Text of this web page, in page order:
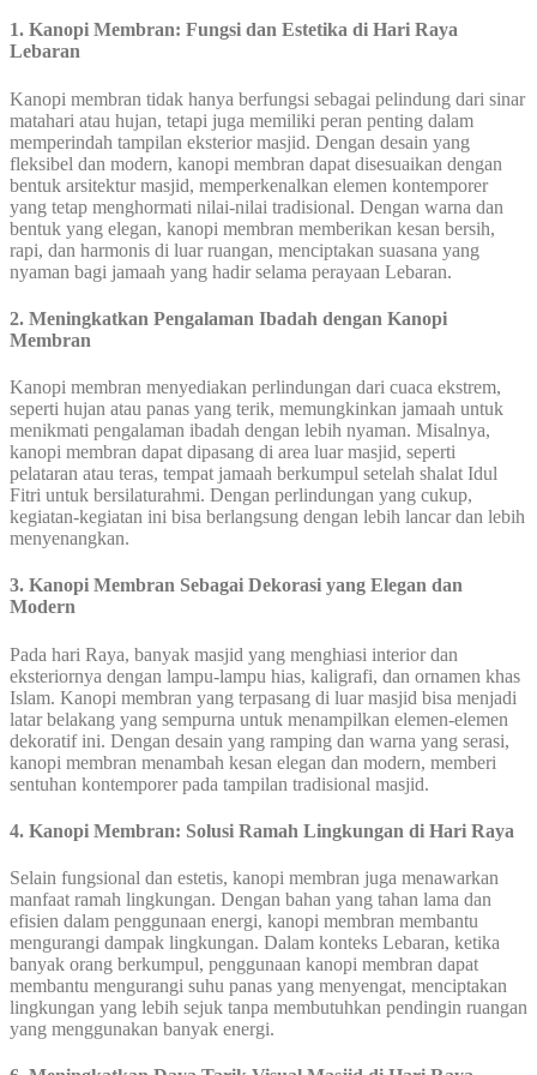
1. Kanopi Membran: Fungsi dan Estetika di Hari Raya
Lebaran
Kanopi membran tidak hanya berfungsi sebagai pelindung dari sinar
matahari atau hujan, tetapi juga memiliki peran penting dalam
memperindah tampilan eksterior masjid. Dengan desain yang
fleksibel dan modern, kanopi membran dapat disesuaikan dengan
bentuk arsitektur masjid, memperkenalkan elemen kontemporer
yang tetap menghormati nilai-nilai tradisional. Dengan warna dan
bentuk yang elegan, kanopi membran memberikan kesan bersih,
rapi, dan harmonis di luar ruangan, menciptakan suasana yang
nyaman bagi jamaah yang hadir selama perayaan Lebaran.
2. Meningkatkan Pengalaman Ibadah dengan Kanopi
Membran
Kanopi membran menyediakan perlindungan dari cuaca ekstrem,
seperti hujan atau panas yang terik, memungkinkan jamaah untuk
menikmati pengalaman ibadah dengan lebih nyaman. Misalnya,
kanopi membran dapat dipasang di area luar masjid, seperti
pelataran atau teras, tempat jamaah berkumpul setelah shalat Idul
Fitri untuk bersilaturahmi. Dengan perlindungan yang cukup,
kegiatan-kegiatan ini bisa berlangsung dengan lebih lancar dan lebih
menyenangkan.
3. Kanopi Membran Sebagai Dekorasi yang Elegan dan
Modern
Pada hari Raya, banyak masjid yang menghiasi interior dan
eksteriornya dengan lampu-lampu hias, kaligrafi, dan ornamen khas
Islam. Kanopi membran yang terpasang di luar masjid bisa menjadi
latar belakang yang sempurna untuk menampilkan elemen-elemen
dekoratif ini. Dengan desain yang ramping dan warna yang serasi,
kanopi membran menambah kesan elegan dan modern, memberi
sentuhan kontemporer pada tampilan tradisional masjid.
4. Kanopi Membran: Solusi Ramah Lingkungan di Hari Raya
Selain fungsional dan estetis, kanopi membran juga menawarkan
manfaat ramah lingkungan. Dengan bahan yang tahan lama dan
efisien dalam penggunaan energi, kanopi membran membantu
mengurangi dampak lingkungan. Dalam konteks Lebaran, ketika
banyak orang berkumpul, penggunaan kanopi membran dapat
membantu mengurangi suhu panas yang menyengat, menciptakan
lingkungan yang lebih sejuk tanpa membutuhkan pendingin ruangan
yang menggunakan banyak energi.